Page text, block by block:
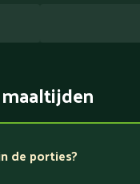
de porties?